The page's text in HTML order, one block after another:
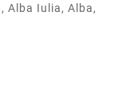
Alba Iulia, Alba,